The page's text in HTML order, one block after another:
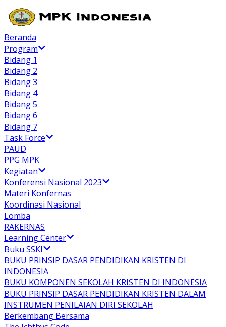
Beranda
Program
Bidang 1
Bidang 2
Bidang 3
Bidang 4
Bidang 5
Bidang 6
Bidang 7
Task Force
PAUD
PPG MPK
Kegiatan
Konferensi Nasional 2023
Materi Konfernas
Koordinasi Nasional
Lomba
RAKERNAS
Learning Center
Buku SSKI
BUKU PRINSIP DASAR PENDIDIKAN KRISTEN DI
INDONESIA
BUKU KOMPONEN SEKOLAH KRISTEN DI INDONESIA
BUKU PRINSIP DASAR PENDIDIKAN KRISTEN DALAM
INSTRUMEN PENILAIAN DIRI SEKOLAH
Berkembang Bersama